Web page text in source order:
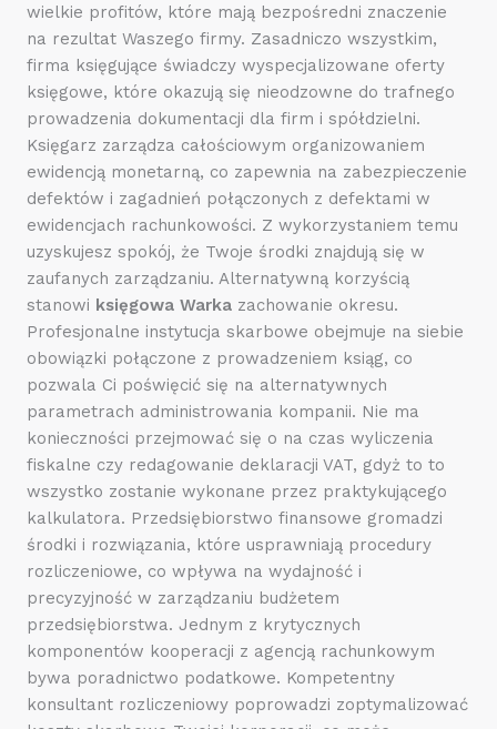
wielkie profitów, które mają bezpośredni znaczenie
na rezultat Waszego firmy. Zasadniczo wszystkim,
firma księgujące świadczy wyspecjalizowane oferty
księgowe, które okazują się nieodzowne do trafnego
prowadzenia dokumentacji dla firm i spółdzielni.
Księgarz zarządza całościowym organizowaniem
ewidencją monetarną, co zapewnia na zabezpieczenie
defektów i zagadnień połączonych z defektami w
ewidencjach rachunkowości. Z wykorzystaniem temu
uzyskujesz spokój, że Twoje środki znajdują się w
zaufanych zarządzaniu. Alternatywną korzyścią
stanowi księgowa Warka zachowanie okresu.
Profesjonalne instytucja skarbowe obejmuje na siebie
obowiązki połączone z prowadzeniem ksiąg, co
pozwala Ci poświęcić się na alternatywnych
parametrach administrowania kompanii. Nie ma
konieczności przejmować się o na czas wyliczenia
fiskalne czy redagowanie deklaracji VAT, gdyż to to
wszystko zostanie wykonane przez praktykującego
kalkulatora. Przedsiębiorstwo finansowe gromadzi
środki i rozwiązania, które usprawniają procedury
rozliczeniowe, co wpływa na wydajność i
precyzyjność w zarządzaniu budżetem
przedsiębiorstwa. Jednym z krytycznych
komponentów kooperacji z agencją rachunkowym
bywa poradnictwo podatkowe. Kompetentny
konsultant rozliczeniowy poprowadzi zoptymalizować